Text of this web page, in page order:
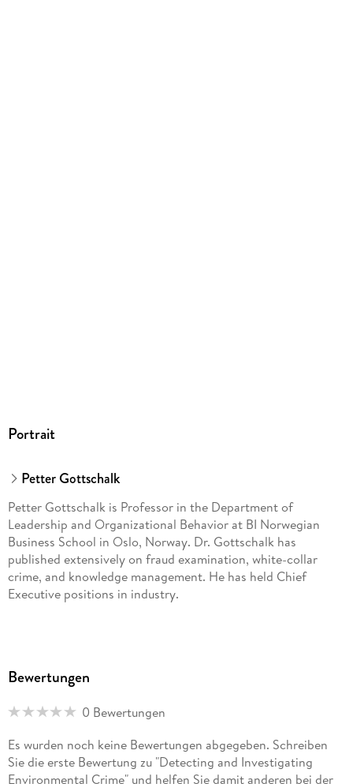
Portrait
Petter Gottschalk
Petter Gottschalk is Professor in the Department of
Leadership and Organizational Behavior at BI Norwegian
Business School in Oslo, Norway. Dr. Gottschalk has
published extensively on fraud examination, white-collar
crime, and knowledge management. He has held Chief
Executive positions in industry.
Bewertungen
0 Bewertungen
Es wurden noch keine Bewertungen abgegeben. Schreiben
Sie die erste Bewertung zu "Detecting and Investigating
Environmental Crime" und helfen Sie damit anderen bei der